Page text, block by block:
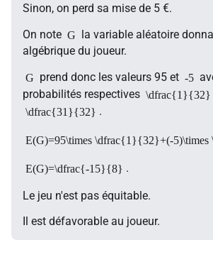
Sinon, on perd sa mise de 5 €.
On note G
la variable aléatoire
algébrique du joueur.
G prend donc les valeurs 95 et -5
probabilités respectives \dfrac{1}{32}
\dfrac{31}{32} .
E(G)=95\times \dfrac{1}{32}+(-
E(G)=\dfrac{-15}{8} .
Le jeu n'est pas équitable.
Il est défavorable au joueur.